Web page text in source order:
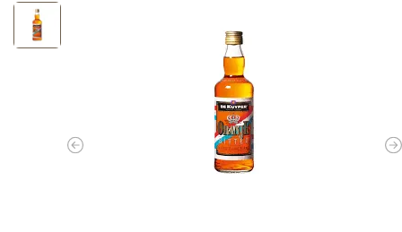
Previous